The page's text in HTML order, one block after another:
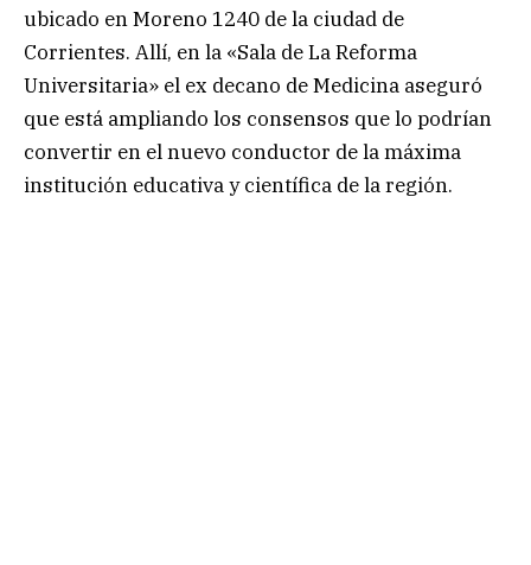
ubicado en Moreno 1240 de la ciudad de
Corrientes. Allí, en la «Sala de La Reforma
Universitaria» el ex decano de Medicina aseguró
que está ampliando los consensos que lo podrían
convertir en el nuevo conductor de la máxima
institución educativa y científica de la región.